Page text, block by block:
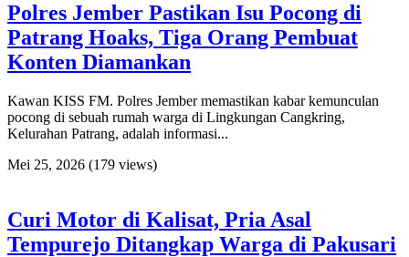
Polres Jember Pastikan Isu Pocong di
Patrang Hoaks, Tiga Orang Pembuat
Konten Diamankan
Kawan KISS FM. Polres Jember memastikan kabar kemunculan
pocong di sebuah rumah warga di Lingkungan Cangkring,
Kelurahan Patrang, adalah informasi...
Mei 25, 2026 (179 views)
Curi Motor di Kalisat, Pria Asal
Tempurejo Ditangkap Warga di Pakusari